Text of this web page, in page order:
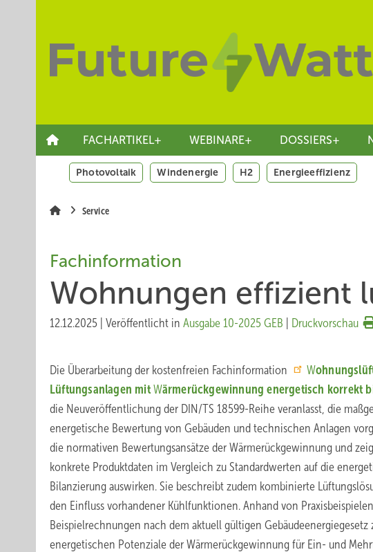
FACHARTIKEL+ WEBINARE+ DOSSIERS+
Photovoltaik Windenergie H2 Energieeffizienz
Service
Fachinformation
Wohnungen effizient
12.12.2025 Veröffentlicht in Ausgabe 10-2025 GEB Druckvorschau
Die Überarbeitung der kostenfreien Fachinformation W
Lüftungsanlagen mitWärmerückgewinnung energetisch korrekt
die Neuveröffentlichung der DIN/TS 18599-Reihe veranlasst, die
energetische Bewertung von Gebäuden und technischen Anlagen
die normativen Bewertungsansätze der Wärmerückgewinnung und
konkrete Produktdaten im Vergleich zu Standardwerten auf die
Bilanzierung auswirken. Sie beschreibt zudem kombinierte
den Einfluss vorhandener Kühlfunktionen. Anhand von
Beispielrechnungen nach dem aktuell gültigen Gebäudeenergiegesetz
energetischen Potenziale der Wärmerückgewinnung für Ein- und